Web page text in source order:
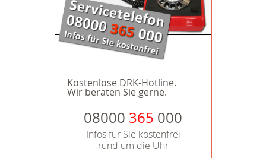
Kostenlose DRK-Hotline.
Wir beraten Sie gerne.
08000 365 000
Infos für Sie kostenfrei
rund um die Uhr